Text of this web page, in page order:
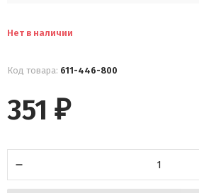
Нет в наличии
Код товара: 611-446-800
351 ₽